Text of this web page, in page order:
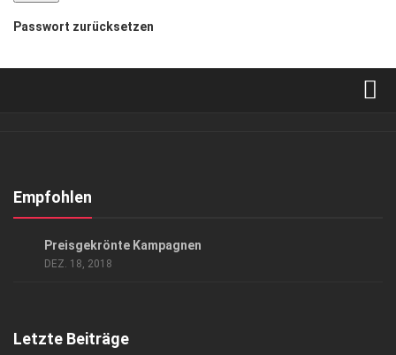
Passwort zurücksetzen
Kontakt, Impressum
Empfohlen
Preisgekrönte Kampagnen
DEZ. 18, 2018
Letzte Beiträge